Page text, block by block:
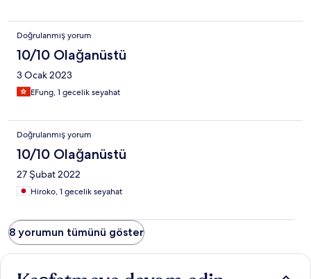
Doğrulanmış yorum
10/10 Olağanüstü
3 Ocak 2023
EFung, 1 gecelik seyahat
Doğrulanmış yorum
10/10 Olağanüstü
27 Şubat 2022
Hiroko, 1 gecelik seyahat
8 yorumun tümünü göster